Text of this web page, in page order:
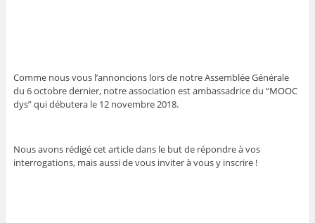
Comme nous vous l’annoncions lors de notre Assemblée Générale
du 6 octobre dernier, notre association est ambassadrice du “MOOC
dys” qui débutera le 12 novembre 2018.
Nous avons rédigé cet article dans le but de répondre à vos
interrogations, mais aussi de vous inviter à vous y inscrire !